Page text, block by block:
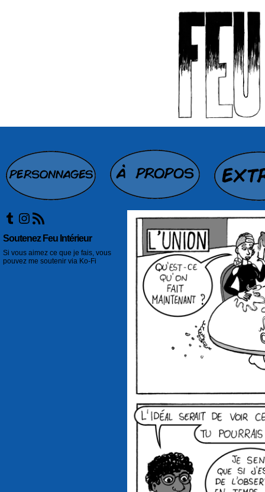
Tumblr
Instagram
Flux RSS
Soutenez Feu Intérieur
Si vous aimez ce que je fais, vous
pouvez me soutenir via Ko-Fi